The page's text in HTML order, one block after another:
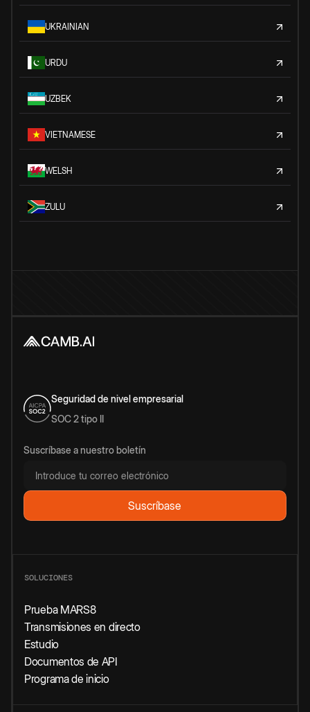
UKRAINIAN
URDU
UZBEK
VIETNAMESE
WELSH
ZULU
Seguridad de nivel empresarial
SOC 2 tipo II
Suscríbase a nuestro boletín
SOLUCIONES
Prueba MARS8
Transmisiones en directo
Estudio
Documentos de API
Programa de inicio